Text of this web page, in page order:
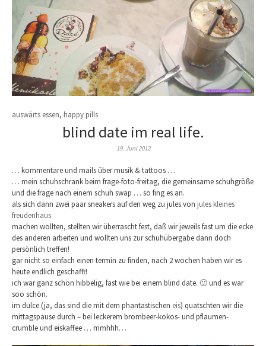
auswärts essen, happy pills
blind date im real life.
19. Juni 2012
… kommentare und mails über musik & tattoos …
… mein schuhschrank beim frage-foto-freitag, die gemeinsame schuhgröße
und die frage nach einem schuh swap … so fing es an.
als sich dann zwei paar sneakers auf den weg zu jules von jules kleines
freudenhaus
machen wollten, stellten wir überrascht fest, daß wir jeweils fast um die ecke
des anderen arbeiten und wollten uns zur schuhübergabe dann doch
persönlich treffen!
gar nicht so einfach einen termin zu finden, nach 2 wochen haben wir es
heute endlich geschafft!
ich war ganz schön hibbelig, fast wie bei einem blind date. 🙂 und es war
soo schön.
im dulce (ja, das sind die mit dem phantastischen eis) quatschten wir die
mittagspause durch – bei leckerem brombeer-kokos- und pflaumen-
crumble und eiskaffee … mmhhh…